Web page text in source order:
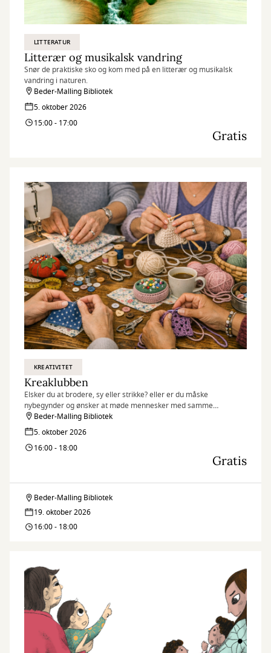
LITTERATUR
Litterær og musikalsk vandring
Snør de praktiske sko og kom med på en litterær og musikalsk
vandring i naturen.
Beder-Malling Bibliotek
5. oktober 2026
15:00 - 17:00
Gratis
KREATIVITET
Kreaklubben
Elsker du at brodere, sy eller strikke? eller er du måske
nybegynder og ønsker at møde mennesker med samme
interesse?
Beder-Malling Bibliotek
5. oktober 2026
16:00 - 18:00
Gratis
Kreaklubben
Beder-Malling Bibliotek
19. oktober 2026
16:00 - 18:00